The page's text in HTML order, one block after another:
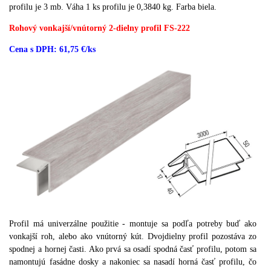
profilu je 3 mb. Váha 1 ks profilu je 0,3840 kg. Farba biela.
Rohový vonkajší/vnútorný 2-dielny profil FS-222
Cena s DPH: 61,75 €/ks
Profil má univerzálne použitie - montuje sa podľa potreby buď ako
vonkajší roh, alebo ako vnútorný kút.
Dvojdielny profil pozostáva zo
spodnej a hornej časti.
Ako prvá sa osadí spodná časť profilu, potom sa
namontujú fasádne dosky a nakoniec sa nasadí horná časť profilu, čo